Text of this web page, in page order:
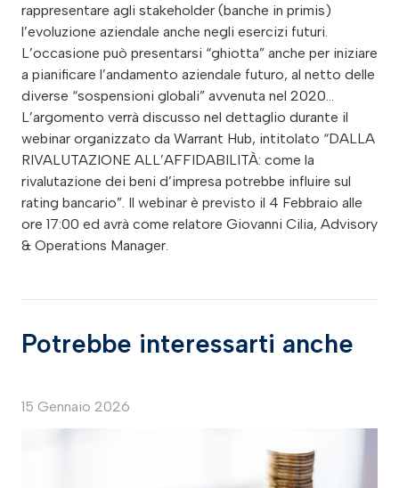
rappresentare agli stakeholder (banche in primis)
l’evoluzione aziendale anche negli esercizi futuri.
L’occasione può presentarsi “ghiotta” anche per iniziare
a pianificare l’andamento aziendale futuro, al netto delle
diverse “sospensioni globali” avvenuta nel 2020…
L’argomento verrà discusso nel dettaglio durante il
webinar organizzato da Warrant Hub, intitolato “DALLA
RIVALUTAZIONE ALL’AFFIDABILITÀ: come la
rivalutazione dei beni d’impresa potrebbe influire sul
rating bancario”. Il webinar è previsto il 4 Febbraio alle
ore 17:00 ed avrà come relatore Giovanni Cilia, Advisory
& Operations Manager.
Potrebbe interessarti anche
15 Gennaio 2026